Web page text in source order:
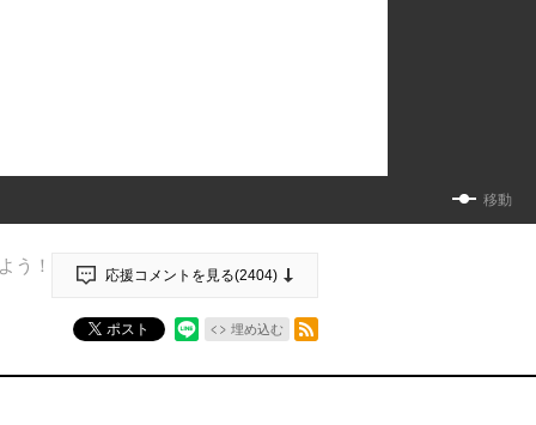
移動
う！ 応援コメントを見る(2404)
ポスト 埋め込む